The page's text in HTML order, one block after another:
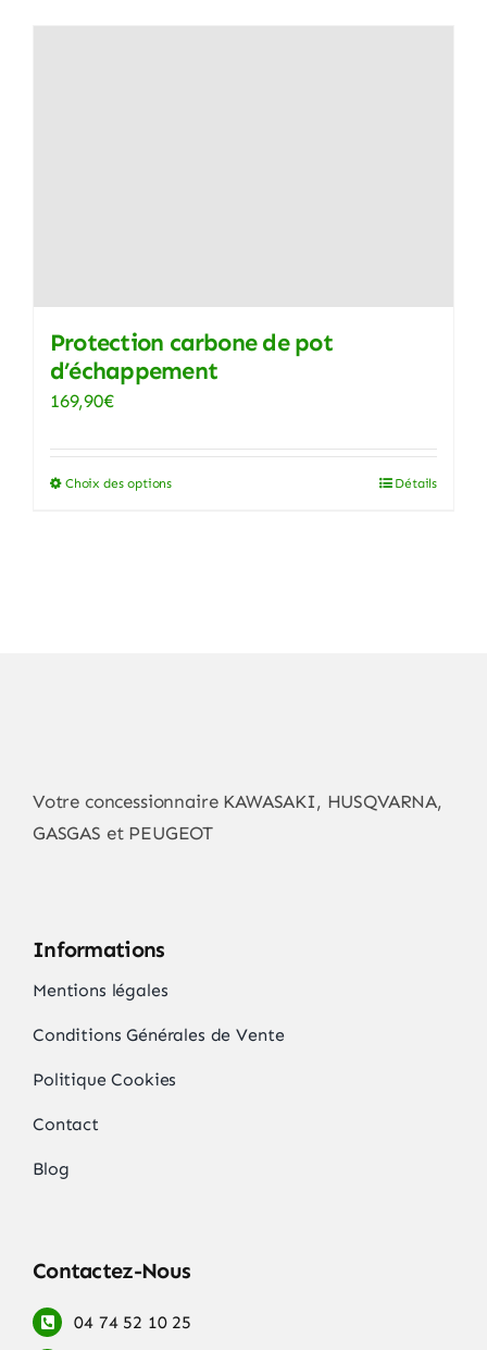
Protection carbone de pot
d’échappement
169,90€
Choix des optionsCe
sur
la
Détails
Votre concessionnaire KAWASAKI, HUSQVARNA,
GASGAS et PEUGEOT
Informations
Mentions légales
Conditions Générales de Vente
Politique Cookies
Contact
Blog
Contactez-Nous
04 74 52 10 25